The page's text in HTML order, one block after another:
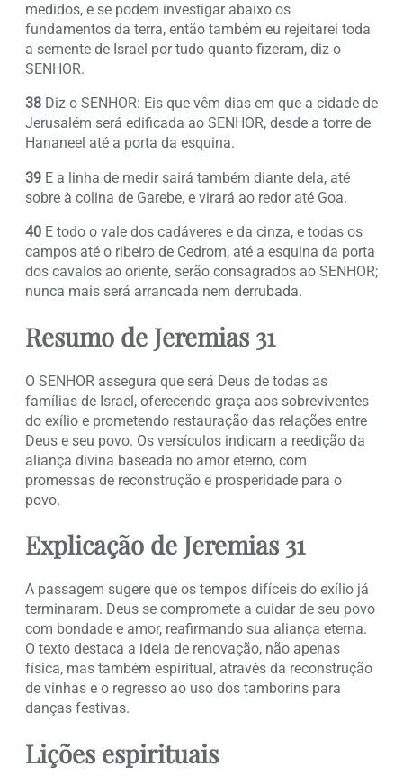
medidos, e se podem investigar abaixo os
fundamentos da terra, então também eu rejeitarei toda
a semente de Israel por tudo quanto fizeram, diz o
SENHOR.
38 Diz o SENHOR: Eis que vêm dias em que a cidade de
Jerusalém será edificada ao SENHOR, desde a torre de
Hananeel até a porta da esquina.
39 E a linha de medir sairá também diante dela, até
sobre à colina de Garebe, e virará ao redor até Goa.
40 E todo o vale dos cadáveres e da cinza, e todas os
campos até o ribeiro de Cedrom, até a esquina da porta
dos cavalos ao oriente, serão consagrados ao SENHOR;
nunca mais será arrancada nem derrubada.
Resumo de Jeremias 31
O SENHOR assegura que será Deus de todas as
famílias de Israel, oferecendo graça aos sobreviventes
do exílio e prometendo restauração das relações entre
Deus e seu povo. Os versículos indicam a reedição da
aliança divina baseada no amor eterno, com
promessas de reconstrução e prosperidade para o
povo.
Explicação de Jeremias 31
A passagem sugere que os tempos difíceis do exílio já
terminaram. Deus se compromete a cuidar de seu povo
com bondade e amor, reafirmando sua aliança eterna.
O texto destaca a ideia de renovação, não apenas
física, mas também espiritual, através da reconstrução
de vinhas e o regresso ao uso dos tamborins para
danças festivas.
Lições espirituais